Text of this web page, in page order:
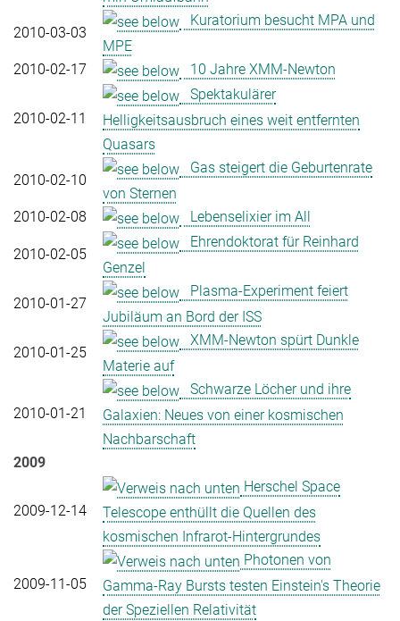
2010-03-03
Kuratorium besucht MPA und
MPE
2010-02-17
10 Jahre XMM-Newton
2010-02-11
Spektakulärer
Helligkeitsausbruch eines weit entfernten
Quasars
2010-02-10
Gas steigert die Geburtenrate
von Sternen
2010-02-08
Lebenselixier im All
2010-02-05
Ehrendoktorat für Reinhard
Genzel
2010-01-27
Plasma-Experiment feiert
Jubiläum an Bord der ISS
2010-01-25
XMM-Newton spürt Dunkle
Materie auf
2010-01-21
Schwarze Löcher und ihre
Galaxien: Neues von einer kosmischen
Nachbarschaft
2009
2009-12-14
Herschel Space
Telescope enthüllt die Quellen des
kosmischen Infrarot-Hintergrundes
2009-11-05
Photonen von
Gamma-Ray Bursts testen Einstein's Theorie
der Speziellen Relativität